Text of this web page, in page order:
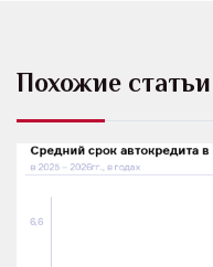
Похожие статьи